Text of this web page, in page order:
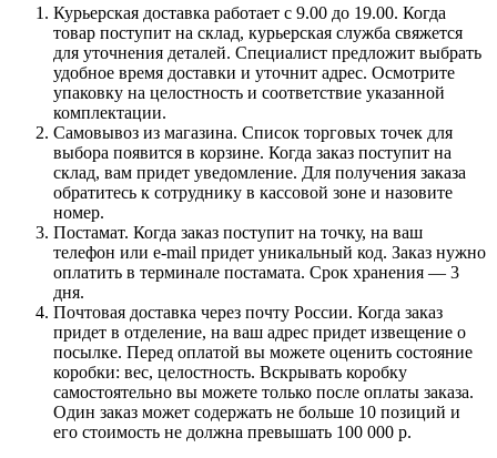
Курьерская доставка работает с 9.00 до 19.00. Когда
товар поступит на склад, курьерская служба свяжется
для уточнения деталей. Специалист предложит выбрать
удобное время доставки и уточнит адрес. Осмотрите
упаковку на целостность и соответствие указанной
комплектации.
Самовывоз из магазина. Список торговых точек для
выбора появится в корзине. Когда заказ поступит на
склад, вам придет уведомление. Для получения заказа
обратитесь к сотруднику в кассовой зоне и назовите
номер.
Постамат. Когда заказ поступит на точку, на ваш
телефон или e-mail придет уникальный код. Заказ нужно
оплатить в терминале постамата. Срок хранения — 3
дня.
Почтовая доставка через почту России. Когда заказ
придет в отделение, на ваш адрес придет извещение о
посылке. Перед оплатой вы можете оценить состояние
коробки: вес, целостность. Вскрывать коробку
самостоятельно вы можете только после оплаты заказа.
Один заказ может содержать не больше 10 позиций и
его стоимость не должна превышать 100 000 р.